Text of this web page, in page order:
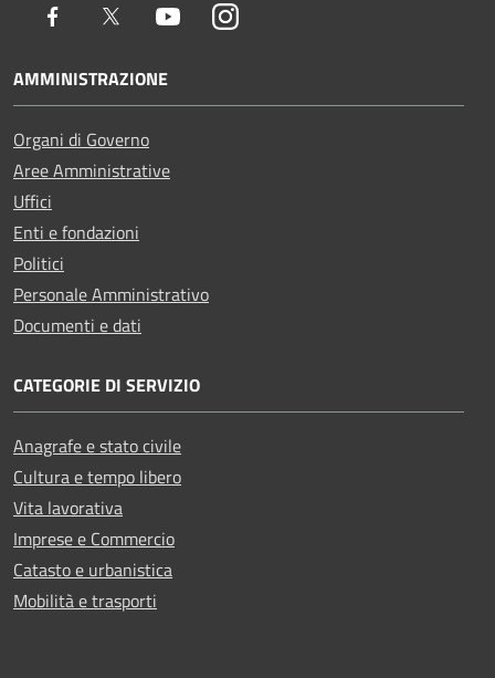
Facebook Twitter YoutubeInstagram
AMMINISTRAZIONE
Organi di Governo
Aree Amministrative
Uffici
Enti e fondazioni
Politici
Personale Amministrativo
Documenti e dati
CATEGORIE DI SERVIZIO
Anagrafe e stato civile
Cultura e tempo libero
Vita lavorativa
Imprese e Commercio
Catasto e urbanistica
Mobilità e trasporti